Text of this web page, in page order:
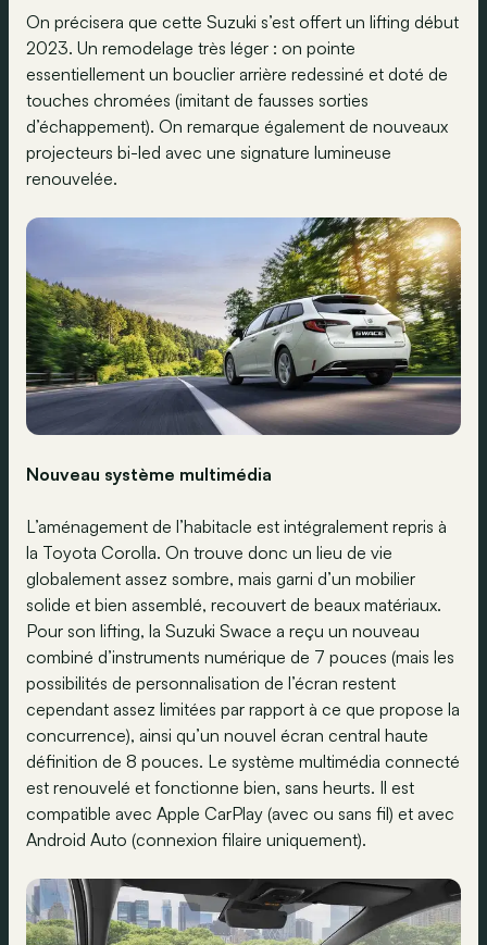
On précisera que cette Suzuki s’est offert un lifting début
2023. Un remodelage très léger : on pointe
essentiellement un bouclier arrière redessiné et doté de
touches chromées (imitant de fausses sorties
d’échappement). On remarque également de nouveaux
projecteurs bi-led avec une signature lumineuse
renouvelée.
Nouveau système multimédia
L’aménagement de l’habitacle est intégralement repris à
la Toyota Corolla. On trouve donc un lieu de vie
globalement assez sombre, mais garni d’un mobilier
solide et bien assemblé, recouvert de beaux matériaux.
Pour son lifting, la Suzuki Swace a reçu un nouveau
combiné d’instruments numérique de 7 pouces (mais les
possibilités de personnalisation de l’écran restent
cependant assez limitées par rapport à ce que propose la
concurrence), ainsi qu’un nouvel écran central haute
définition de 8 pouces. Le système multimédia connecté
est renouvelé et fonctionne bien, sans heurts. Il est
compatible avec Apple CarPlay (avec ou sans fil) et avec
Android Auto (connexion filaire uniquement).